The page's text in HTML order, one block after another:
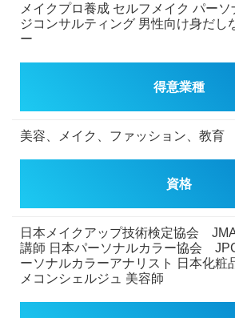
メイクプロ養成 セルフメイク パーソ
ジコンサルティング 男性向け身だし
ー
得意業種
美容、メイク、ファッション、教育
資格
日本メイクアップ技術検定協会
講師 日本パーソナルカラー協会
ーソナルカラーアナリスト
日本化
メコンシェルジュ 美容師